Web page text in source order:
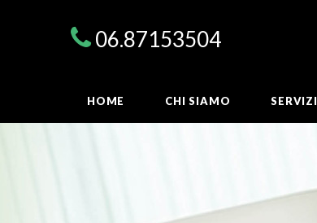
06.87153504
HOME CHI SIAMO SERVIZI